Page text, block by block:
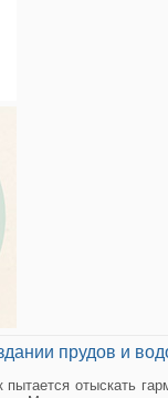
прудов и
отыскать